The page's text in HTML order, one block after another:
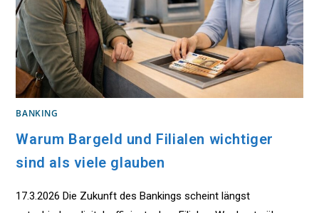
BANKING
Warum Bargeld und Filialen wichtiger
sind als viele glauben
17.3.2026 Die Zukunft des Bankings scheint längst